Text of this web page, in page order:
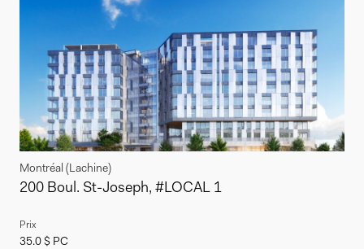
Montréal (Lachine)
200 Boul. St-Joseph, #LOCAL 1
Prix
35.0 $ PC